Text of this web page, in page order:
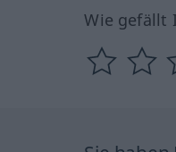
Wie gefällt